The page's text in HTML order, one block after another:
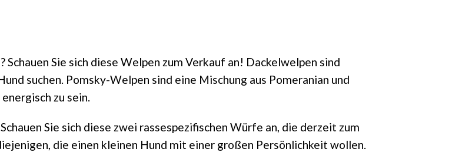
Schauen Sie sich diese Welpen zum Verkauf an! Dackelwelpen sind
suchen. Pomsky-Welpen sind eine Mischung aus Pomeranian und
zu sein.
Sie sich diese zwei rassespezifischen Würfe an, die derzeit zum
die einen kleinen Hund mit einer großen Persönlichkeit wollen.